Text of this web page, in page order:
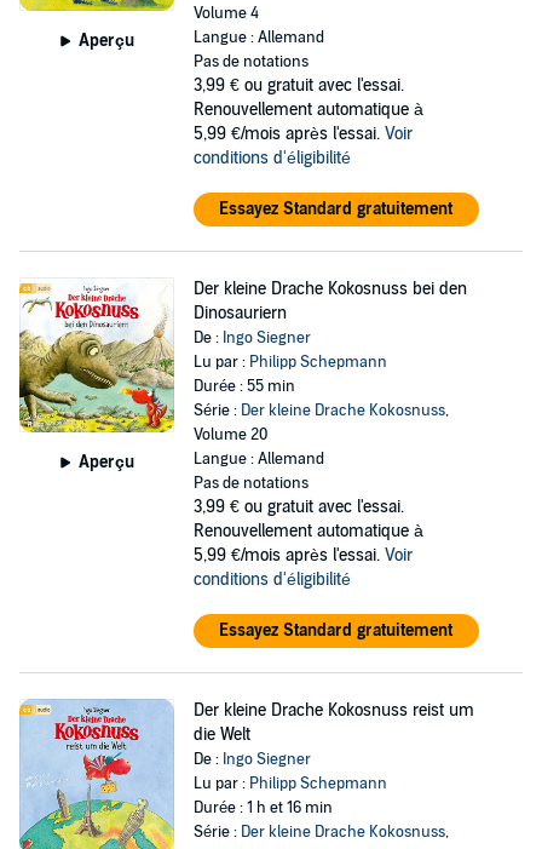
Aperçu
Volume 4
Langue : Allemand
Pas de notations
3,99 € ou gratuit avec l'essai.
Renouvellement automatique à
5,99 €/mois après l'essai. Voir
conditions d'éligibilité
Essayez Standard gratuitement
Aperçu
Der kleine Drache Kokosnuss bei den
Dinosauriern
De : Ingo Siegner
Lu par : Philipp Schepmann
Durée : 55 min
Série : Der kleine Drache Kokosnuss,
Volume 20
Langue : Allemand
Pas de notations
3,99 € ou gratuit avec l'essai.
Renouvellement automatique à
5,99 €/mois après l'essai. Voir
conditions d'éligibilité
Essayez Standard gratuitement
Der kleine Drache Kokosnuss reist um
die Welt
De : Ingo Siegner
Lu par : Philipp Schepmann
Durée : 1 h et 16 min
Série : Der kleine Drache Kokosnuss,